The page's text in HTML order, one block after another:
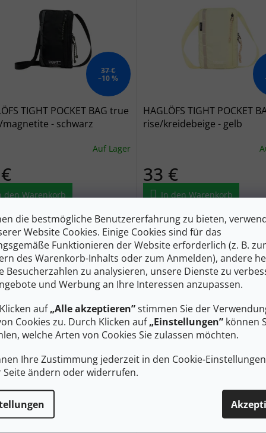
die bestmögliche Benutzererfahrung zu bieten,
Website Cookies. Einige Cookies sind für das
Funktionieren der Website erforderlich (z. B.
des Warenkorb-Inhalts oder zum Anmelden), andere
Besucherzahlen zu analysieren, unsere Dienste zu
und Werbung an Ihre Interessen anzupassen.
auf„Alle akzeptieren”stimmen Sie der
Cookies zu. Durch Klicken auf„Einstellungen” können
welche Arten von Cookies Sie zulassen möchten.
Ihre Zustimmung jederzeit in den Cookie-
Seite ändern oder widerrufen.
37 €
–10 %
TIGHT POCKET BAG true
magnetite - schwarz
Auf Lager
den Warenkorb
Taschentasche eignet
Reisen und Alltagsabenteuer.
ein schlankes, leicht zu
Design und mehrere kleine
und Griffe zum
HAGLÖFS TIGHT POCKET
rise/kreidebeige - gelb
33 €
In den Warenkorb
Diese robuste Taschentasche
sich für Reisen und
Sie hat ein schlankes, leicht zu
tragendes Design und
Taschen und Griffe zum
Organisieren...
35 €
–11 %
FLAT ACCESSOIRES BAG
pink - pink
HAGLÖFS Schlafsack L.I.M
195 magnetite/flame
schwarz